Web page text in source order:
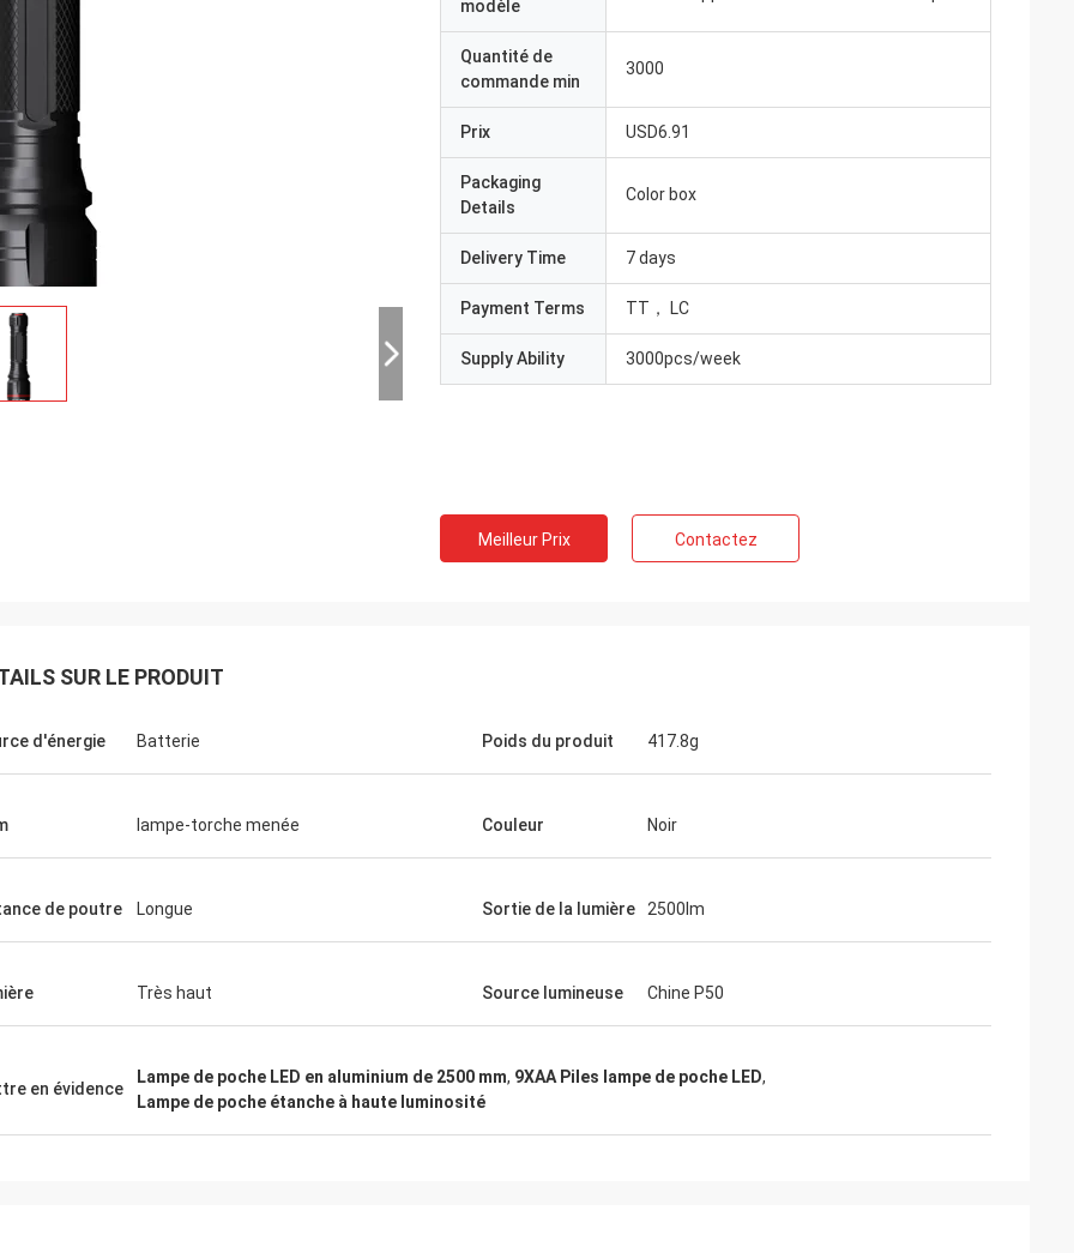
appréciés. Vous avez facilité
variété de projets. Je priserai
votre amitié et les nombreuses,
d'années où nous avons
modèle
Quantité de
commande min
3000
Prix USD6.91
Packaging
Details
Color box
Delivery Time 7 days
Payment Terms TT， LC
Supply Ability 3000pcs/week
Meilleur Prix Contactez
SUR LE PRODUIT
d'énergie Batterie Poids du produit 417.8g
lampe-torche menée Couleur Noir
de poutre Longue Sortie de la lumière 2500lm
Très haut Source lumineuse Chine P50
en évidence
Lampe de poche LED en aluminium de 2500 mm, 9XAA Piles lampe de poche LED,
Lampe de poche étanche à haute luminosité